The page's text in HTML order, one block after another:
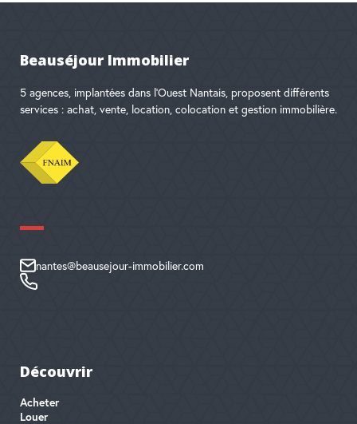
Beauséjour Immobilier
5 agences, implantées dans l'Ouest Nantais, proposent différents
services : achat, vente, location, colocation et gestion immobilière.
nantes@beausejour-immobilier.com
Découvrir
Acheter
Louer